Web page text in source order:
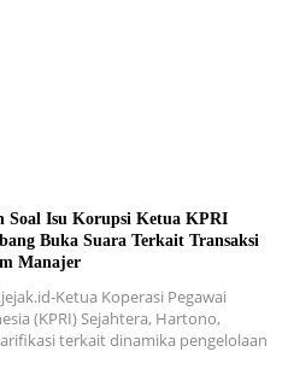
Soal Isu Korupsi Ketua KPRI
Buka Suara Terkait Transaksi
Manajer
Ketua Koperasi Pegawai
(KPRI) Sejahtera, Hartono,
terkait dinamika pengelolaan